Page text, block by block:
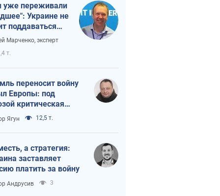
переживали
Украине не
поддаваться
из-за
Марченко, эксперт
т.
переносит войну
Европы: под
критическая
Ягун 12,5 т.
а стратегия:
заставляет
платить за войну
Андрусив 3